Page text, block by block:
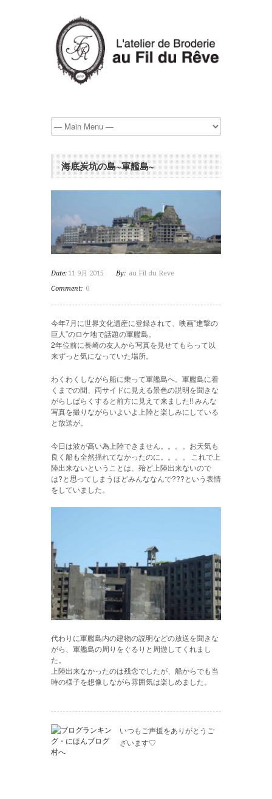
海底炭坑の島~軍艦島~
Date: 11 9月 2015 By: au Fil du Reve
Comment: 0
今年7月に世界文化遺産に登録されて、映画”進撃の
巨人”のロケ地で話題の軍艦島。
2年位前に長崎の友人から写真を見せてもらって以
来ずっと気になっていた場所。
わくわくしながら船に乗って軍艦島へ。軍艦島に着
くまでの間、両サイドに見える景色の説明を聞きな
がらしばらくすると前方に見えて来ました!! みんな
写真を撮りながらいよいよ上陸と楽しみにしている
と放送が。
今日は波が高い為上陸できません。。。。お天気も
良く船も全然揺れてなかったのに。。。。 これで上
陸出来ないということは、殆ど上陸出来ないので
は?と思ってしまうほどみんななんで???という表情
をしていました。
代わりに軍艦島内の建物の説明などの放送を聞きな
がら、軍艦島の周りをぐるりと周遊してくれまし
た。
上陸出来なかったのは残念でしたが、船からでも当
時の様子を想像しながら雰囲気は楽しめました。
いつもご声援をありがとうご
ざいます♡